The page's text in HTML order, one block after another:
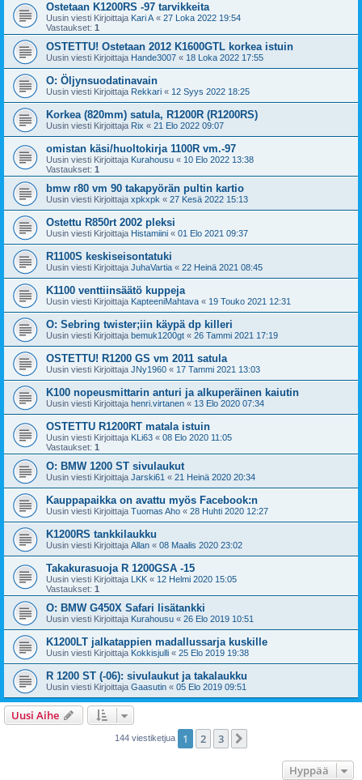
Ostetaan K1200RS -97 tarvikkeita
Uusin viesti Kirjoittaja Kari A « 27 Loka 2022 19:54
Vastaukset: 1
OSTETTU! Ostetaan 2012 K1600GTL korkea istuin
Uusin viesti Kirjoittaja Hande3007 « 18 Loka 2022 17:55
O: Öljynsuodatinavain
Uusin viesti Kirjoittaja Rekkari « 12 Syys 2022 18:25
Korkea (820mm) satula, R1200R (R1200RS)
Uusin viesti Kirjoittaja Rix « 21 Elo 2022 09:07
omistan käsi/huoltokirja 1100R vm.-97
Uusin viesti Kirjoittaja Kurahousu « 10 Elo 2022 13:38
Vastaukset: 1
bmw r80 vm 90 takapyörän pultin kartio
Uusin viesti Kirjoittaja xpkxpk « 27 Kesä 2022 15:13
Ostettu R850rt 2002 pleksi
Uusin viesti Kirjoittaja Histamiini « 01 Elo 2021 09:37
R1100S keskiseisontatuki
Uusin viesti Kirjoittaja JuhaVartia « 22 Heinä 2021 08:45
K1100 venttiinsäätö kuppeja
Uusin viesti Kirjoittaja KapteeniMahtava « 19 Touko 2021 12:31
O: Sebring twister;iin käypä dp killeri
Uusin viesti Kirjoittaja bemuk1200gt « 26 Tammi 2021 17:19
OSTETTU! R1200 GS vm 2011 satula
Uusin viesti Kirjoittaja JNy1960 « 17 Tammi 2021 13:03
K100 nopeusmittarin anturi ja alkuperäinen kaiutin
Uusin viesti Kirjoittaja henri.virtanen « 13 Elo 2020 07:34
OSTETTU R1200RT matala istuin
Uusin viesti Kirjoittaja KLi63 « 08 Elo 2020 11:05
Vastaukset: 1
O: BMW 1200 ST sivulaukut
Uusin viesti Kirjoittaja Jarski61 « 21 Heinä 2020 20:34
Kauppapaikka on avattu myös Facebook:n
Uusin viesti Kirjoittaja Tuomas Aho « 28 Huhti 2020 12:27
K1200RS tankkilaukku
Uusin viesti Kirjoittaja Allan « 08 Maalis 2020 23:02
Takakurasuoja R 1200GSA -15
Uusin viesti Kirjoittaja LKK « 12 Helmi 2020 15:05
Vastaukset: 1
O: BMW G450X Safari lisätankki
Uusin viesti Kirjoittaja Kurahousu « 26 Elo 2019 10:51
K1200LT jalkatappien madallussarja kuskille
Uusin viesti Kirjoittaja Kokkisjulli « 25 Elo 2019 19:38
R 1200 ST (-06): sivulaukut ja takalaukku
Uusin viesti Kirjoittaja Gaasutin « 05 Elo 2019 09:51
Uusi Aihe
144 viestiketjua 1 2 3
Hyppää